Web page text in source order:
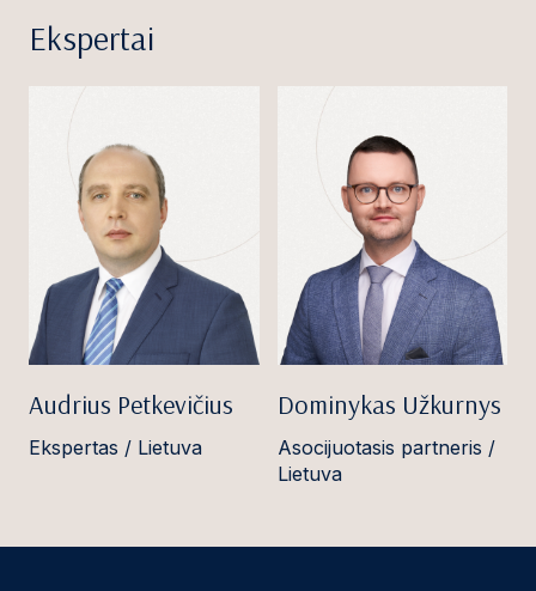
Ekspertai
Audrius Petkevičius
Ekspertas / Lietuva
Dominykas Užkurnys
Asocijuotasis partneris /
Lietuva